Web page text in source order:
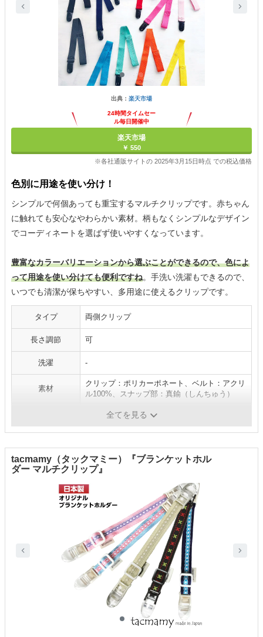
出典： 楽天市場
24時間タイムセー
ル毎日開催中
楽天市場
￥ 550
※各社通販サイトの 2025年3月15日時点 での税込価格
色別に用途を使い分け！
シンプルで何個あっても重宝するマルチクリップです。赤ちゃん
に触れても安心なやわらかい素材。柄もなくシンプルなデザイン
でコーディネートを選ばず使いやすくなっています。
豊富なカラーバリエーションから選ぶことができるので、色によ
って用途を使い分けても便利ですね。手洗い洗濯もできるので、
いつでも清潔が保ちやすい、多用途に使えるクリップです。
タイプ 両側クリップ
長さ調節 可
洗濯 -
素材
クリップ：ポリカーポネート、ベルト：アクリ
ル100%、スナップ部：真鍮（しんちゅう）
長さ約230～400mm（クリップ含まず）
全てを見る
tacmamy（タックマミー）『ブランケットホル
ダー マルチクリップ』